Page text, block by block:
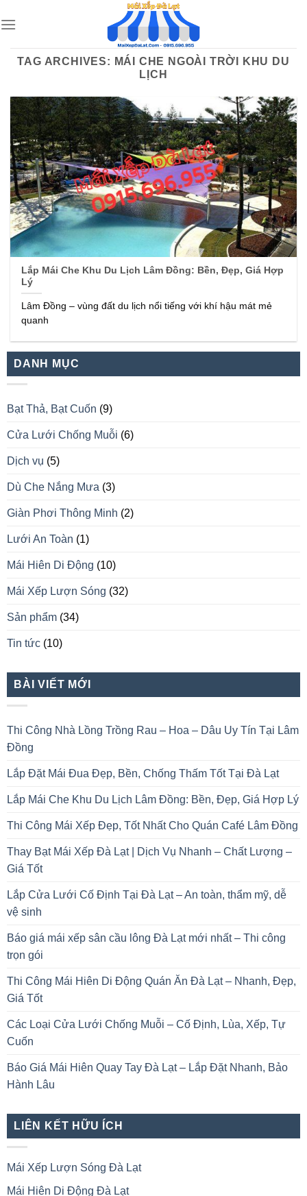
to
TAG ARCHIVES: MÁI CHE NGOÀI TRỜI KHU DU
LỊCH
Lắp Mái Che Khu Du Lịch Lâm Đồng: Bền, Đẹp, Giá Hợp
Lý
Lâm Đồng – vùng đất du lịch nổi tiếng với khí hậu mát mẻ
quanh
DANH MỤC
Bạt Thả, Bạt Cuốn (9)
Cửa Lưới Chống Muỗi (6)
Dịch vụ (5)
Dù Che Nắng Mưa (3)
Giàn Phơi Thông Minh (2)
Lưới An Toàn (1)
Mái Hiên Di Động (10)
Mái Xếp Lượn Sóng (32)
Sản phẩm (34)
Tin tức (10)
BÀI VIẾT MỚI
Thi Công Nhà Lồng Trồng Rau – Hoa – Dâu Uy Tín Tại Lâm
Đồng
Lắp Đặt Mái Đua Đẹp, Bền, Chống Thấm Tốt Tại Đà Lạt
Lắp Mái Che Khu Du Lịch Lâm Đồng: Bền, Đẹp, Giá Hợp Lý
Thi Công Mái Xếp Đẹp, Tốt Nhất Cho Quán Café Lâm Đồng
Thay Bạt Mái Xếp Đà Lạt | Dịch Vụ Nhanh – Chất Lượng –
Giá Tốt
Lắp Cửa Lưới Cố Định Tại Đà Lạt – An toàn, thẩm mỹ, dễ
vệ sinh
Báo giá mái xếp sân cầu lông Đà Lạt mới nhất – Thi công
trọn gói
Thi Công Mái Hiên Di Động Quán Ăn Đà Lạt – Nhanh, Đẹp,
Giá Tốt
Các Loại Cửa Lưới Chống Muỗi – Cố Định, Lùa, Xếp, Tự
Cuốn
Báo Giá Mái Hiên Quay Tay Đà Lạt – Lắp Đặt Nhanh, Bảo
Hành Lâu
LIÊN KẾT HỮU ÍCH
Mái Xếp Lượn Sóng Đà Lạt
Mái Hiên Di Động Đà Lạt